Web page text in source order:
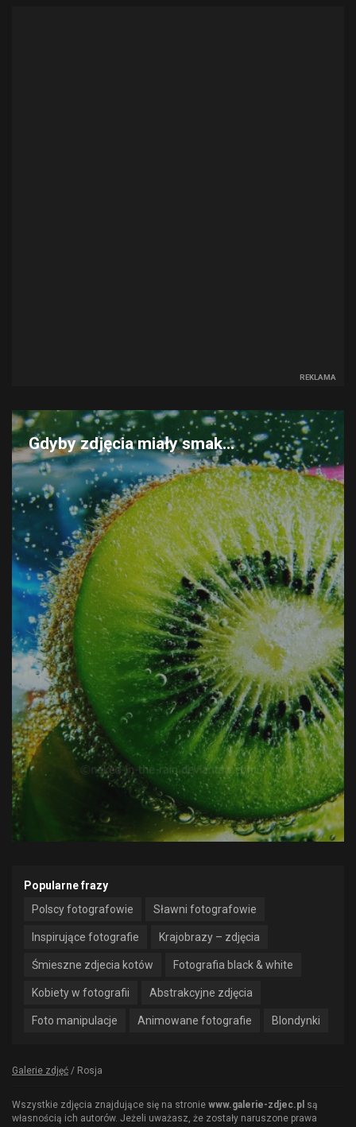
REKLAMA
Gdyby zdjęcia miały smak...
Popularne frazy
Polscy fotografowie
Sławni fotografowie
Inspirujące fotografie Krajobrazy – zdjęcia
Śmieszne zdjecia kotów Fotografia black & white
Kobiety w fotografii Abstrakcyjne zdjęcia
Foto manipulacje Animowane fotografie Blondynki
Galerie zdjęć / Rosja
Wszystkie zdjęcia znajdujące się na stronie www.galerie-zdjec.pl są
własnością ich autorów. Jeżeli uważasz, że zostały naruszone prawa